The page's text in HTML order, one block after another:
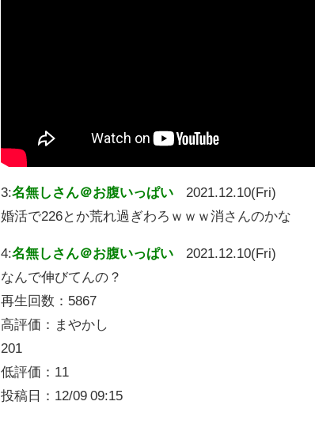
3:名無しさん＠お腹いっぱい
2021.12.10(Fri)
婚活で226とか荒れ過ぎわろｗｗｗ消さんのかな
4:名無しさん＠お腹いっぱい
2021.12.10(Fri)
なんで伸びてんの？
再生回数：5867
高評価：まやかし
201
低評価：11
投稿日：12/09 09:15